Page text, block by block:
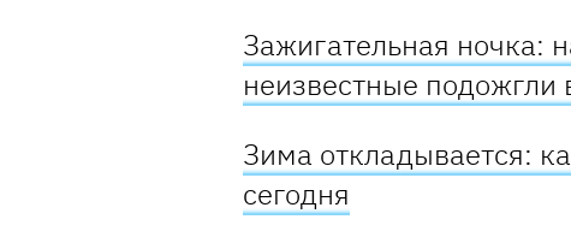
Зажигательная ночка:
неизвестные
Зима откладывается:
сегодня